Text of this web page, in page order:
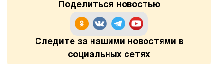
Поделиться новостью
Следите за нашими новостями в
социальных сетях